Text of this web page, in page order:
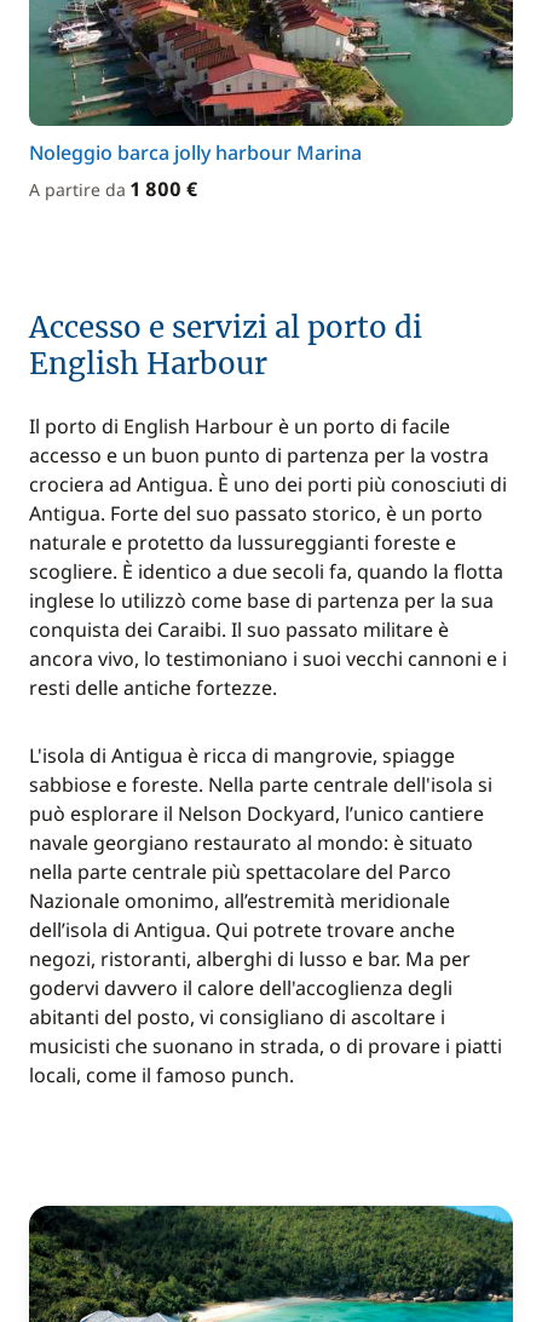
Noleggio barca jolly harbour Marina
A partire da 1 800 €
Accesso e servizi al porto di
English Harbour
Il porto di English Harbour è un porto di facile
accesso e un buon punto di partenza per la vostra
crociera ad Antigua. È uno dei porti più conosciuti di
Antigua. Forte del suo passato storico, è un porto
naturale e protetto da lussureggianti foreste e
scogliere. È identico a due secoli fa, quando la flotta
inglese lo utilizzò come base di partenza per la sua
conquista dei Caraibi. Il suo passato militare è
ancora vivo, lo testimoniano i suoi vecchi cannoni e i
resti delle antiche fortezze.
L'isola di Antigua è ricca di mangrovie, spiagge
sabbiose e foreste. Nella parte centrale dell'isola si
può esplorare il Nelson Dockyard, l’unico cantiere
navale georgiano restaurato al mondo: è situato
nella parte centrale più spettacolare del Parco
Nazionale omonimo, all’estremità meridionale
dell’isola di Antigua. Qui potrete trovare anche
negozi, ristoranti, alberghi di lusso e bar. Ma per
godervi davvero il calore dell'accoglienza degli
abitanti del posto, vi consigliano di ascoltare i
musicisti che suonano in strada, o di provare i piatti
locali, come il famoso punch.